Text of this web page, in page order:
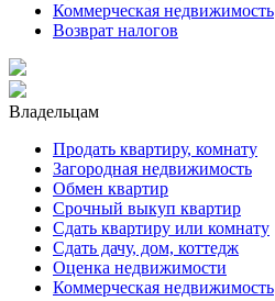
Коммерческая недвижимость
Возврат налогов
Владельцам
Продать квартиру, комнату
Загородная недвижимость
Обмен квартир
Срочный выкуп квартир
Сдать квартиру или комнату
Сдать дачу, дом, коттедж
Оценка недвижимости
Коммерческая недвижимость